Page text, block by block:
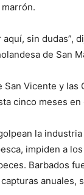
sin dudas”,
de San
Vicente y
cinco meses en
la
impiden a
Barbados
anuales,